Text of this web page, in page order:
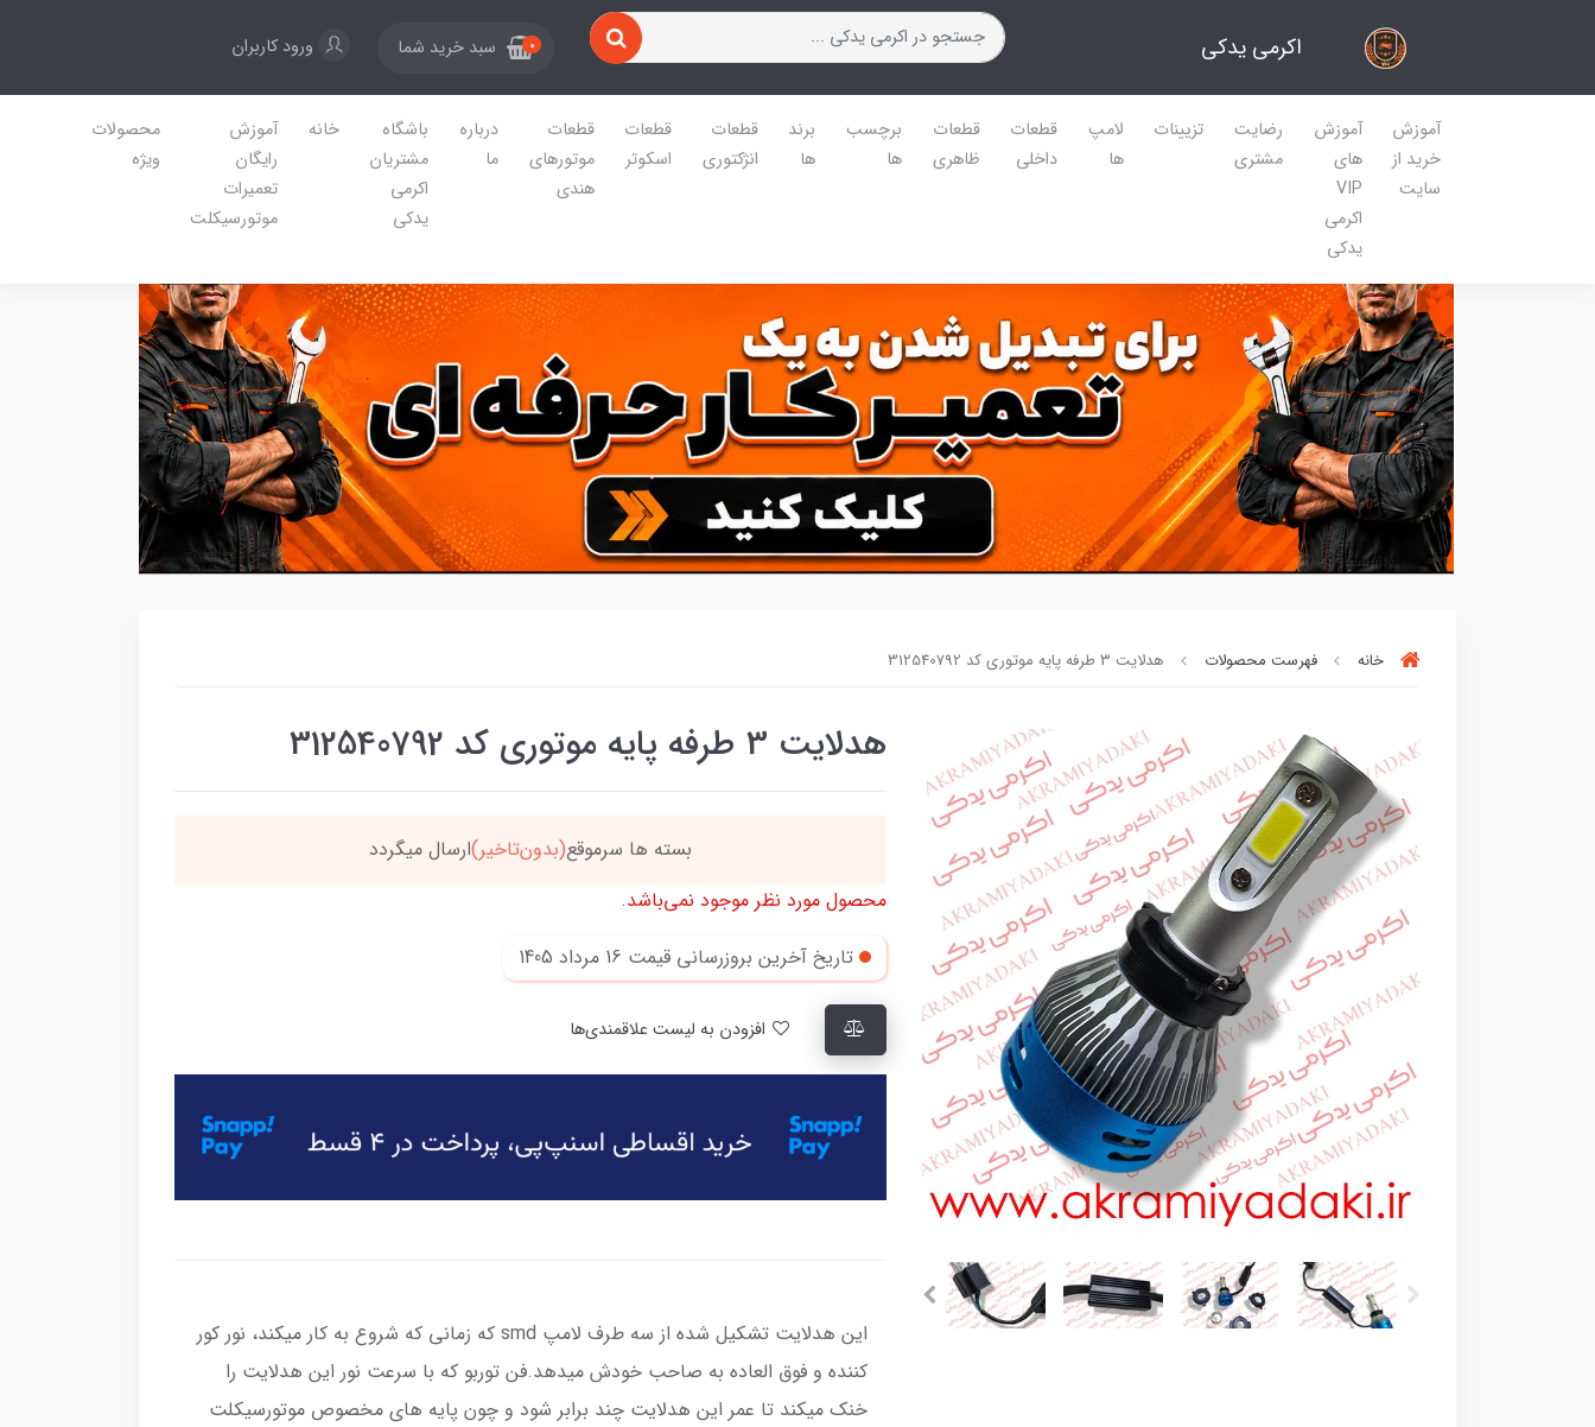
اکرمی یدکی 0 سبد خرید شما ورود کاربران
آموزش
خرید از
سایت
آموزش
های
VIP
اکرمی
یدکی
رضایت
مشتری
تزیینات
لامپ
ها
قطعات
داخلی
قطعات
ظاهری
برچسب
ها
برند
ها
قطعات
انژکتوری
قطعات
اسکوتر
قطعات
موتورهای
هندی
درباره
ما
باشگاه
مشتریان
اکرمی
یدکی
خانه
آموزش
رایگان
تعمیرات
موتورسیکلت
محصولات
ویژه
خانه فهرست محصولات هدلایت 3 طرفه پایه موتوری کد 312540792
هدلایت 3 طرفه پایه موتوری کد 312540792
بسته ها سرموقع(بدون‌تاخیر) ارسال میگردد خریدتو به5میلیون
برسون،ارسالت‌رایگانه
محصول مورد نظر موجود نمی‌باشد.
تاریخ آخرین بروزرسانی قیمت 16 مرداد 1405
این هدلایت تشکیل شده از سه طرف لامپ smd که زمانی که شروع به کار میکند، نور کور
کننده و فوق العاده به صاحب خودش میدهد.فن توربو که با سرعت نور این هدلایت را
خنک میکند تا عمر این هدلایت چند برابر شود و چون پایه های مخصوص موتورسیکلت